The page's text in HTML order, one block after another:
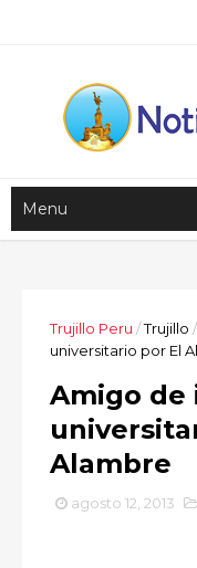
Trujillo Peru /Trujillo /
universitario por El
Amigo de
Alambre
agosto 12, 2013